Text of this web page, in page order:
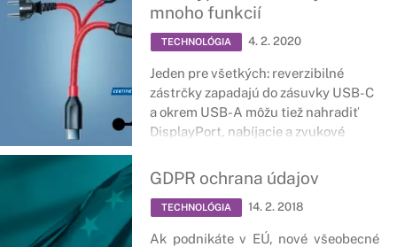
vieme ovplyvniť a zvýšiť tak výdrž
našej batérie.
mnoho funkcií
TECHNOLÓGIA 4. 2. 2020
Jeden pre všetkých: reverzibilné
zástrčky zapadajú do zásuvky USB-C
a okrem USB-A môžu tiež nahradiť
DisplayPort, nabíjacie a zvukové
problémy.
GDPR ochrana údajov
TECHNOLÓGIA 14. 2. 2018
Ak podnikáte v EÚ, nové všeobecné